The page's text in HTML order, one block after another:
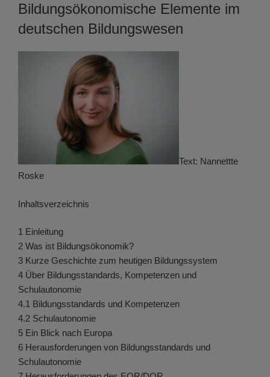
Bildungsökonomische Elemente im
deutschen Bildungswesen
Text: Nannettte
Roske
Inhaltsverzeichnis
1 Einleitung
2 Was ist Bildungsökonomik?
3 Kurze Geschichte zum heutigen Bildungssystem
4 Über Bildungsstandards, Kompetenzen und
Schulautonomie
4.1 Bildungsstandards und Kompetenzen
4.2 Schulautonomie
5 Ein Blick nach Europa
6 Herausforderungen von Bildungsstandards und
Schulautonomie